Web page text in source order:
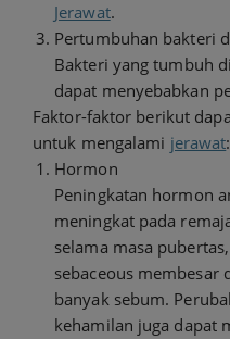
Jerawat.
Pertumbuhan bakteri
Bakteri yang tumbuh
dapat menyebabkan
Faktor-faktor berikut
untuk mengalami jerawat:
Hormon
Peningkatan hormon
meningkat pada
selama masa
sebaceous membesar
banyak sebum.
kehamilan juga dapat